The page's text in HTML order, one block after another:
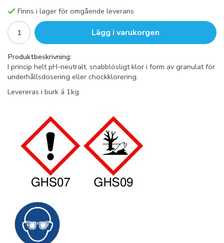
Finns i lager för omgående leverans
Lägg i varukorgen
Produktbeskrivning:
I princip helt pH-neutralt, snabblösligt klor i form av granulat för
underhållsdosering eller chockklorering.
Levereras i burk á 1kg.